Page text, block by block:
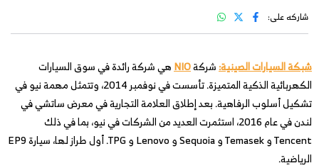
شاركه على:
شبكة السيارات الصينية:شركةNIO هي شركة رائدة في سوق السيارات
الكهربائية الذكية المتميزة. تأسست في نوفمبر 2014، وتتمثل مهمة نيو في
تشكيل أسلوب الرفاهية. بعد إطلاق العلامة التجارية في معرض ساتشي في
لندن في عام 2016، استثمرت العديد من الشركات في نيو، بما في ذلك
Tencent و Temasek و Sequoia و Lenovo و TPG. أول طراز لها، سيارة EP9
الرياضية.